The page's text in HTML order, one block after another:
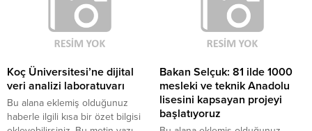
Koç Üniversitesi’ne dijital
veri analizi laboratuvarı
Bu alana eklemiş olduğunuz
haberle ilgili kısa bir özet bilgisi
Bakan Selçuk: 81 ilde 1000
mesleki ve teknik Anadolu
lisesini kapsayan projeyi
başlatıyoruz